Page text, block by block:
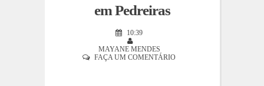
em Pedreiras
10:39
MAYANE MENDES
FAÇA UM COMENTÁRIO